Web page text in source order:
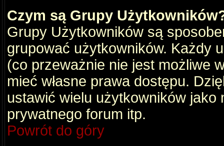
Czym są Grupy
Grupy Użytkowników są
grupować użytkowników. Każdy
(co przeważnie nie jest możliwe
mieć własne prawa dostępu.
ustawić wielu użytkowników
prywatnego forum itp.
Powrót do góry